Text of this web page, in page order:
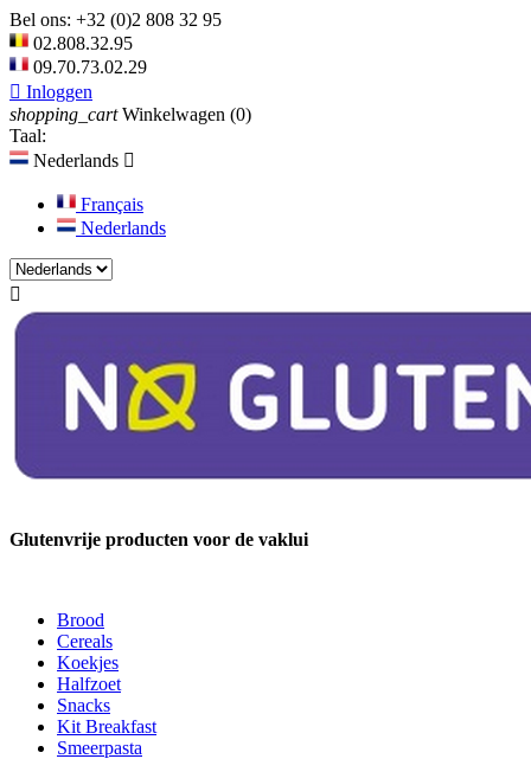
Bel ons: +32 (0)2 808 32 95
02.808.32.95
09.70.73.02.29
 Inloggen
shopping_cart Winkelwagen (0)
Taal:
Nederlands 
Français
Nederlands

Glutenvrije producten voor de vaklui
Brood
Cereals
Koekjes
Halfzoet
Snacks
Kit Breakfast
Smeerpasta